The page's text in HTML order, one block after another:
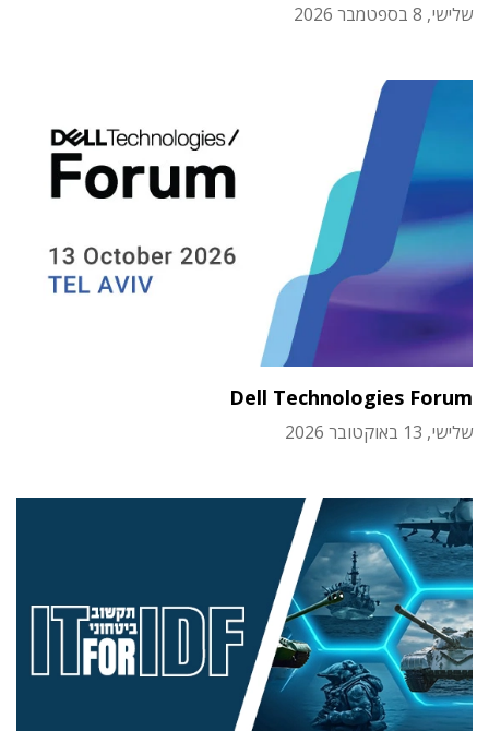
שלישי, 8 בספטמבר 2026
Dell Technologies Forum
שלישי, 13 באוקטובר 2026